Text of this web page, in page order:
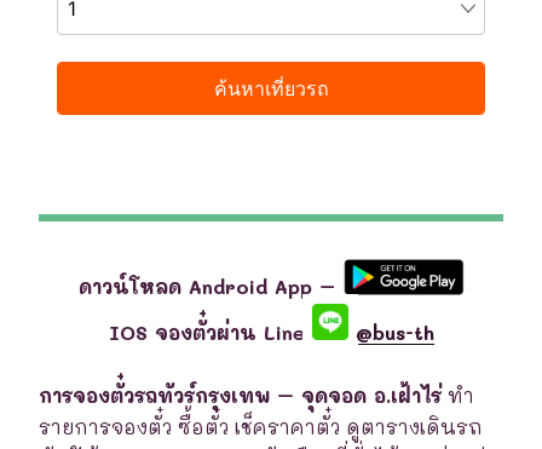
ดาวน์โหลด Android App –
IOS จองตั๋วผ่าน Line
@bus-th
การจองตั๋วรถทัวร์กรุงเทพ – จุดจอด อ.เฝ้าไร่ทำ
รายการจองตั๋ว ซื้อตั๋ว เช็คราคาตั๋ว ดูตารางเดินรถ